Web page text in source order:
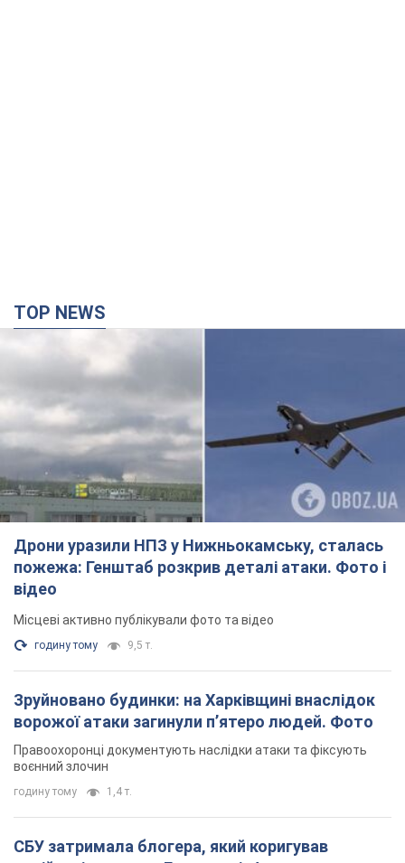
TOP NEWS
Дрони уразили НПЗ у Нижньокамську, сталась
пожежа: Генштаб розкрив деталі атаки. Фото і
відео
Місцеві активно публікували фото та відео
годину тому 9,5 т.
Зруйновано будинки: на Харківщині внаслідок
ворожої атаки загинули п’ятеро людей. Фото
Правоохоронці документують наслідки атаки та фіксують
воєнний злочин
годину тому 1,4 т.
СБУ затримала блогера, який коригував